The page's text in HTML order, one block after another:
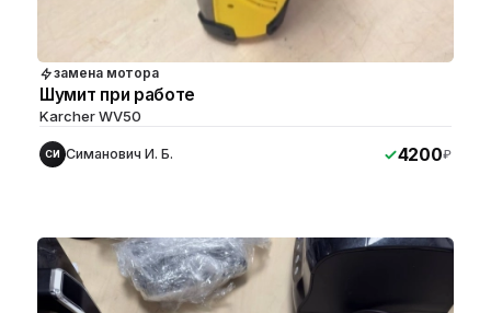
замена мотора
Шумит при работе
Karcher WV50
СИ Симанович И. Б. 4200₽